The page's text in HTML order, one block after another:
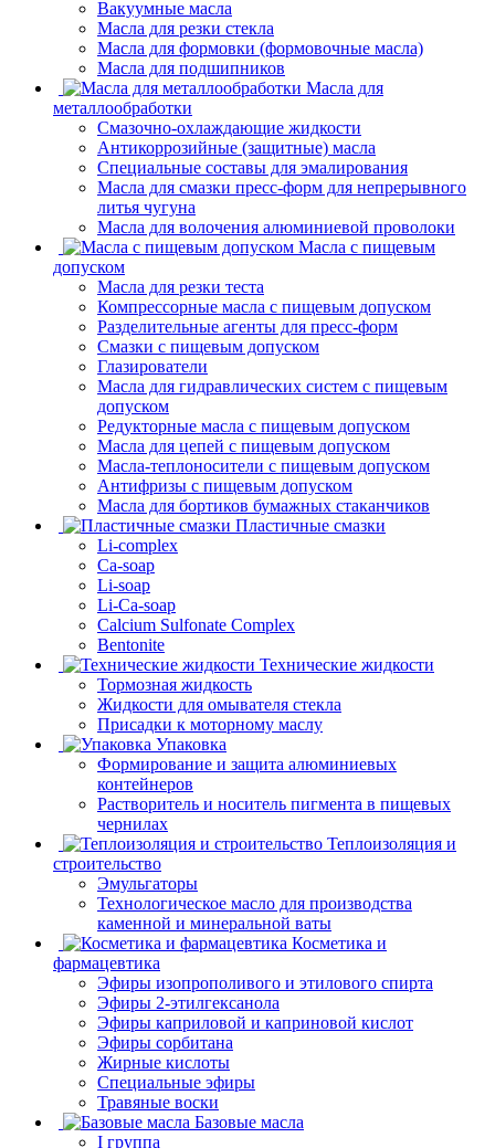
Вакуумные масла
Масла для резки стекла
Масла для формовки (формовочные масла)
Масла для подшипников
Масла для
металлообработки
Смазочно-охлаждающие жидкости
Антикоррозийные (защитные) масла
Специальные составы для эмалирования
Масла для смазки пресс-форм для непрерывного
литья чугуна
Масла для волочения алюминиевой проволоки
Масла с пищевым
допуском
Масла для резки теста
Компрессорные масла с пищевым допуском
Разделительные агенты для пресс-форм
Смазки с пищевым допуском
Глазирователи
Масла для гидравлических систем с пищевым
допуском
Редукторные масла с пищевым допуском
Масла для цепей с пищевым допуском
Масла-теплоносители с пищевым допуском
Антифризы с пищевым допуском
Масла для бортиков бумажных стаканчиков
Пластичные смазки
Li-complex
Ca-soap
Li-soap
Li-Ca-soap
Calcium Sulfonate Complex
Bentonite
Технические жидкости
Тормозная жидкость
Жидкости для омывателя стекла
Присадки к моторному маслу
Упаковка
Формирование и защита алюминиевых
контейнеров
Растворитель и носитель пигмента в пищевых
чернилах
Теплоизоляция и
строительство
Эмульгаторы
Технологическое масло для производства
каменной и минеральной ваты
Косметика и
фармацевтика
Эфиры изопрополивого и этилового спирта
Эфиры 2-этилгексанола
Эфиры каприловой и каприновой кислот
Эфиры сорбитана
Жирные кислоты
Специальные эфиры
Травяные воски
Базовые масла
I группа